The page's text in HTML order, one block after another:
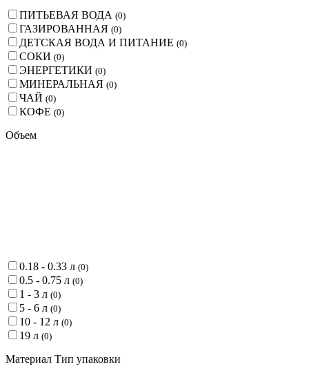
ПИТЬЕВАЯ ВОДА (0)
ГАЗИРОВАННАЯ (0)
ДЕТСКАЯ ВОДА И ПИТАНИЕ (0)
СОКИ (0)
ЭНЕРГЕТИКИ (0)
МИНЕРАЛЬНАЯ (0)
ЧАЙ (0)
КОФЕ (0)
Объем
0.18 - 0.33 л (0)
0.5 - 0.75 л (0)
1 - 3 л (0)
5 - 6 л (0)
10 - 12 л (0)
19 л (0)
Материал Тип упаковки